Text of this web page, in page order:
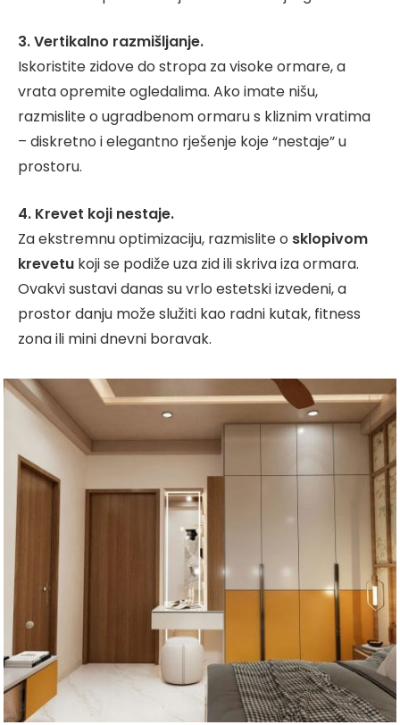
3. Vertikalno razmišljanje.
Iskoristite zidove do stropa za visoke ormare, a
vrata opremite ogledalima. Ako imate nišu,
razmislite o ugradbenom ormaru s kliznim vratima
– diskretno i elegantno rješenje koje “nestaje” u
prostoru.
4. Krevet koji nestaje.
Za ekstremnu optimizaciju, razmislite o sklopivom
krevetu koji se podiže uza zid ili skriva iza ormara.
Ovakvi sustavi danas su vrlo estetski izvedeni, a
prostor danju može služiti kao radni kutak, fitness
zona ili mini dnevni boravak.